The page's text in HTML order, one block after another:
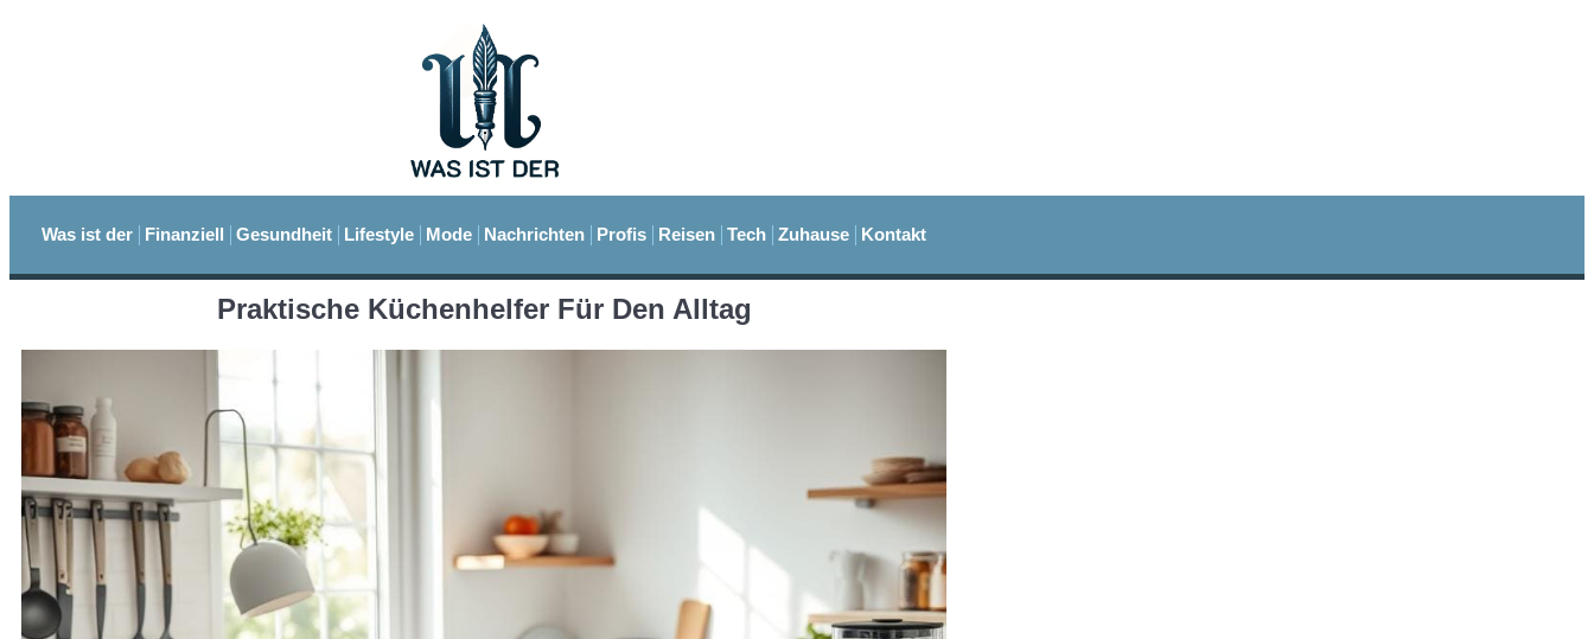
Was ist der Finanziell Gesundheit Lifestyle Mode Nachrichten Profis Reisen Tech Zuhause Kontakt
Praktische Küchenhelfer Für Den Alltag